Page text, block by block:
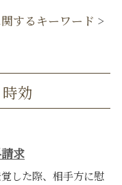
するキーワード >
効
求
した際、相手方に慰